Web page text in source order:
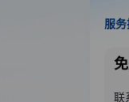
服
联